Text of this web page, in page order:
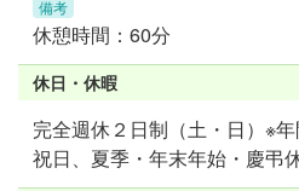
備考
休憩時間：60分
休日・休暇
完全週休２⽇制（土・⽇）※
祝⽇、夏季・年末年始・慶弔